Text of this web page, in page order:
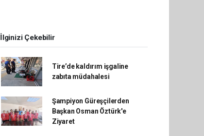
İlginizi Çekebilir
Tire’de kaldırım işgaline
zabıta müdahalesi
Şampiyon Güreşçilerden
Başkan Osman Öztürk'e
Ziyaret